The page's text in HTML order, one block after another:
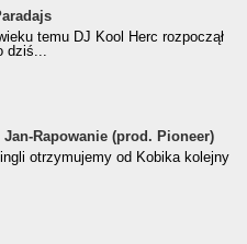
za
Album Roku
temu DJ Kool Herc rozpoczął
dziś...
(prod. Pioneer)
Rapowanie (prod. Pioneer)
otrzymujemy od Kobika kolejny